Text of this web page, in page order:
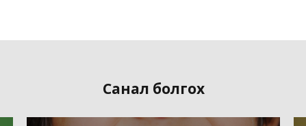
Санал болгох